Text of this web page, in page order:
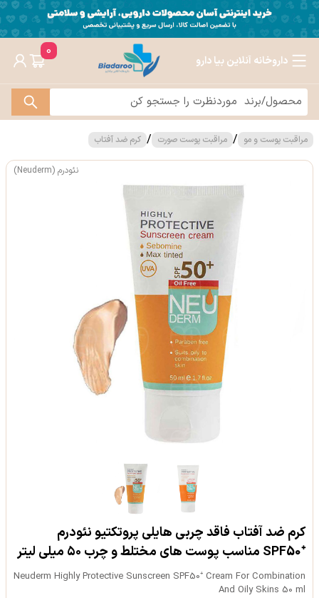
داروخانه آنلاین بیا دارو
0
مراقبت پوست و مو / مراقبت پوست صورت / کرم ضد آفتاب
نئودرم (Neuderm)
کرم ضد آفتاب فاقد چربی هایلی پروتکتیو نئودرم
⁺SPF50 مناسب پوست های مختلط و چرب ۵۰ میلی لیتر
Neuderm Highly Protective Sunscreen SPF50⁺ Cream For Combination
And Oily Skins 50 ml